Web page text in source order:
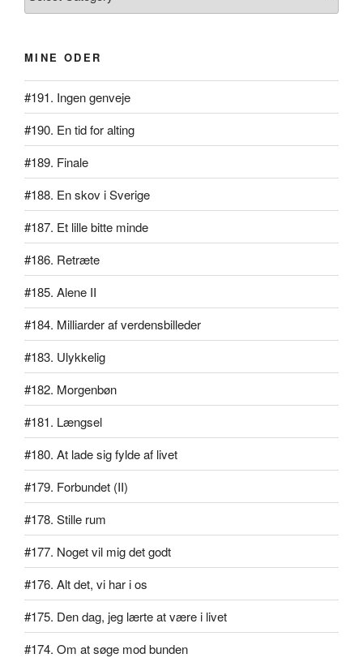
MINE ODER
#191. Ingen genveje
#190. En tid for alting
#189. Finale
#188. En skov i Sverige
#187. Et lille bitte minde
#186. Retræte
#185. Alene II
#184. Milliarder af verdensbilleder
#183. Ulykkelig
#182. Morgenbøn
#181. Længsel
#180. At lade sig fylde af livet
#179. Forbundet (II)
#178. Stille rum
#177. Noget vil mig det godt
#176. Alt det, vi har i os
#175. Den dag, jeg lærte at være i livet
#174. Om at søge mod bunden